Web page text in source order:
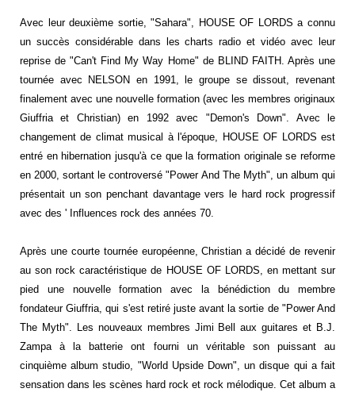
Avec leur deuxième sortie, "Sahara", HOUSE OF LORDS a connu
un succès considérable dans les charts radio et vidéo avec leur
reprise de "Can't Find My Way Home" de BLIND FAITH. Après une
tournée avec NELSON en 1991, le groupe se dissout, revenant
finalement avec une nouvelle formation (avec les membres originaux
Giuffria et Christian) en 1992 avec "Demon's Down". Avec le
changement de climat musical à l'époque, HOUSE OF LORDS est
entré en hibernation jusqu'à ce que la formation originale se reforme
en 2000, sortant le controversé "Power And The Myth", un album qui
présentait un son penchant davantage vers le hard rock progressif
avec des ' Influences rock des années 70.
Après une courte tournée européenne, Christian a décidé de revenir
au son rock caractéristique de HOUSE OF LORDS, en mettant sur
pied une nouvelle formation avec la bénédiction du membre
fondateur Giuffria, qui s'est retiré juste avant la sortie de "Power And
The Myth". Les nouveaux membres Jimi Bell aux guitares et B.J.
Zampa à la batterie ont fourni un véritable son puissant au
cinquième album studio, "World Upside Down", un disque qui a fait
sensation dans les scènes hard rock et rock mélodique. Cet album a